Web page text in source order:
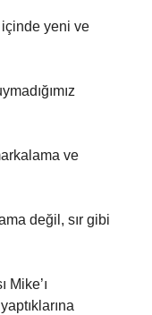
içinde yeni ve
ve
değil, sır gibi
Mike’ı